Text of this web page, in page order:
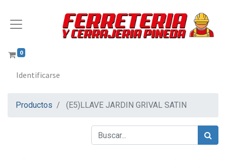
0
Identificarse
Productos (E5)LLAVE JARDIN GRIVAL SATIN